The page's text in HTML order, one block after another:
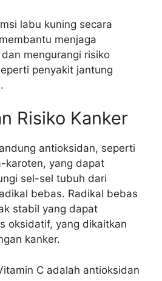
labu kuning secara
menjaga
mengurangi risiko
penyakit jantung
Risiko Kanker
antioksidan, seperti
karoten, yang dapat
sel-sel tubuh dari
bebas. Radikal bebas
stabil yang dapat
oksidatif, yang dikaitkan
kanker.
C adalah antioksidan